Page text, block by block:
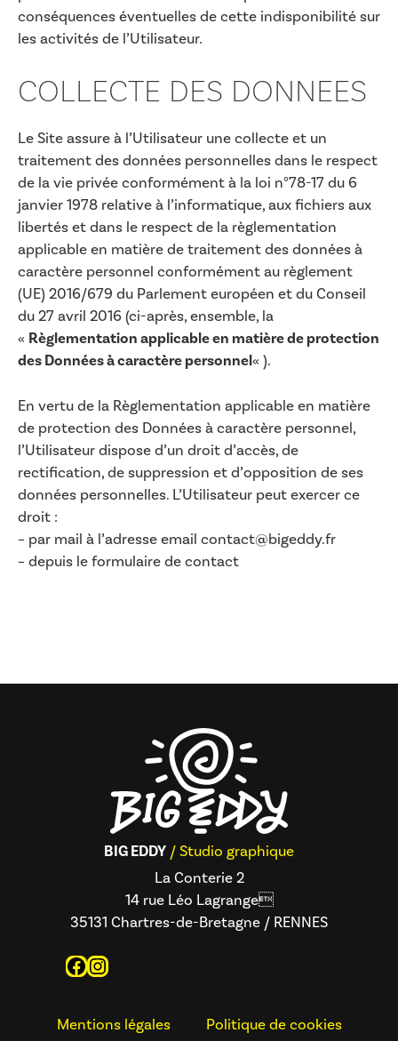
conséquences éventuelles de cette indisponibilité sur
les activités de l’Utilisateur.
COLLECTE DES DONNEES
Le Site assure à l’Utilisateur une collecte et un
traitement des données personnelles dans le respect
de la vie privée conformément à la loi n°78-17 du 6
janvier 1978 relative à l’informatique, aux fichiers aux
libertés et dans le respect de la règlementation
applicable en matière de traitement des données à
caractère personnel conformément au règlement
(UE) 2016/679 du Parlement européen et du Conseil
du 27 avril 2016 (ci-après, ensemble, la
« Règlementation applicable en matière de protection
des Données à caractère personnel« ).
En vertu de la Règlementation applicable en matière
de protection des Données à caractère personnel,
l’Utilisateur dispose d’un droit d’accès, de
rectification, de suppression et d’opposition de ses
données personnelles. L’Utilisateur peut exercer ce
droit :
– par mail à l’adresse email contact@bigeddy.fr
– depuis le formulaire de contact
BIG EDDY / Studio graphique
La Conterie 2
14 rue Léo Lagrange
35131 Chartres-de-Bretagne / RENNES
Facebook
Instagram
Mentions légales Politique de cookies